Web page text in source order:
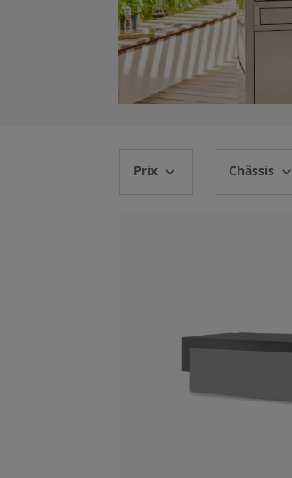
Prix expand_more Châssis expand_more